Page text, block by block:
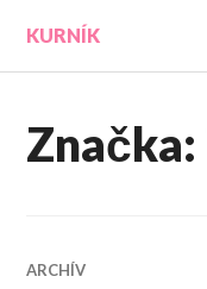
obsah
KURNÍK
Značka:
ARCHÍV